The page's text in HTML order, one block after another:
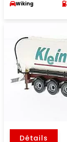
Wiking
Détails